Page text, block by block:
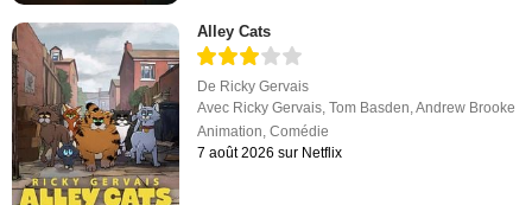
Alley Cats
De Ricky Gervais
Avec Ricky Gervais,Tom Basden,Andrew Brooke
Animation,Comédie
7 août 2026 sur Netflix